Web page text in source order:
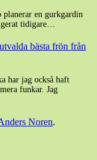
en gurkgardin
tidigare…
bästa frön från
har jag också haft
funkar. Jag
Noren.